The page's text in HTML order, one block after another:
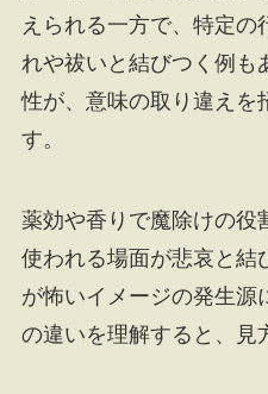
えられる一方で、特定の
れや祓いと結びつく例も
性が、意味の取り違えを
す。
薬効や香りで魔除けの役
使われる場面が悲哀と結
が怖いイメージの発生源
の違いを理解すると、見